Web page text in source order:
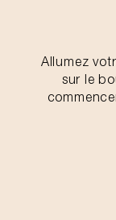
Allumez
sur le